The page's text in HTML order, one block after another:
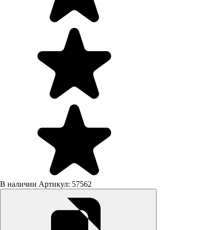
В наличии Артикул: 57562